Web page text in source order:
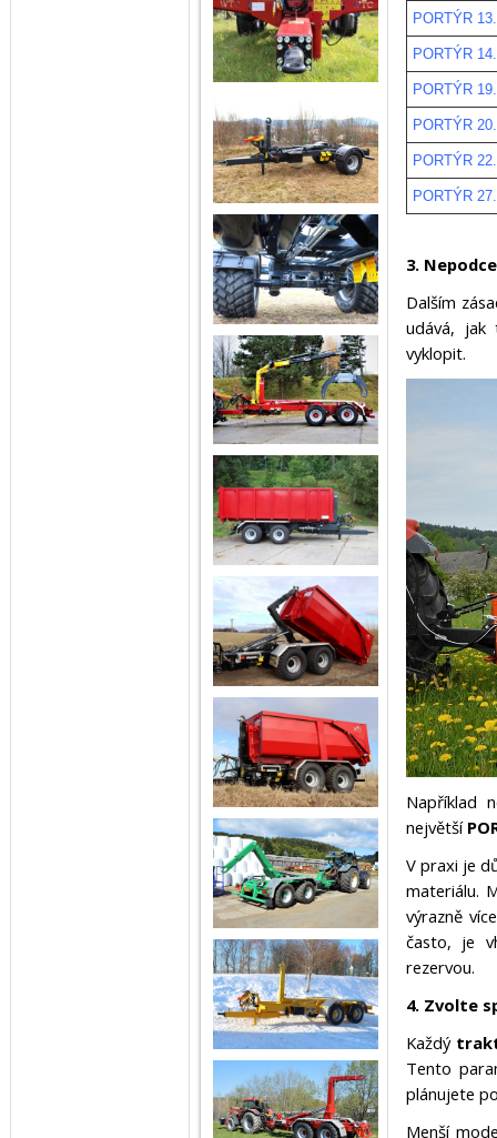
PORTÝR
PORTÝR
PORTÝR
PORTÝR
PORTÝR
PORTÝR
3.
Dalším
udává, jak
vyklopit.
Například
největší
V praxi je
materiálu.
výrazně
často, je
rezervou.
4. Zvolte
Každý
Tento
plánujete
Menší